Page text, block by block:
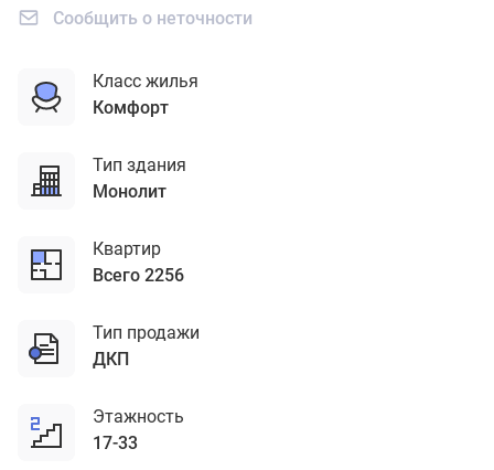
Сообщить о неточности
Класс жилья
комфорт
Тип здания
монолит
Квартир
Всего 2256
Тип продажи
ДКП
Этажность
17-33